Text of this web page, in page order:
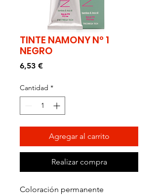
TINTE NAMONY Nº 1
NEGRO
6,53 €Precio
Cantidad *
Agregar al carrito
Realizar compra
Coloración permanente